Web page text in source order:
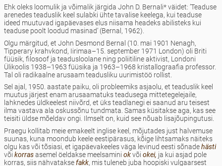
Ehk oleks loomulik ja võimalik järgida John D. Bernali* väidet: ’Teaduse
arenedes teaduslik keel sulabki ühte tavalise keelega, kui teaduse
ideed muutuvad igapäevases elus niisama headeks abilisteks kui
teaduse poolt loodud masinad’ (Bernal, 1962).
Olgu märgitud, et John Desmond Bernal (10. mai 1901 Nenagh,
Tipperary krahvkond, Iirimaa–15. september 1971 London) oli Briti
füüsik, filosoof ja teadusloolane ning poliitiline aktivist, Londoni
Ülikoolis 1938–1963 füüsika ja 1963–1968 kristallograafia professor.
Tal oli radikaalne arusaam teadusliku uurimistöö rollist.
Sel ajal, 1950. aastate paiku, oli probleemiks asjaolu, et teaduslik keel
muutus järjest enam arusaamatuks teadusega mittetegelejaile,
lahknedes üldkeelest niivõrd, et üks teadlanegi ei saanud aru teisest
ilma vastava ala oskussõnu tundmata. Samas küsitakse aga, kas see
teisiti üldse mõeldav ongi. Ilmselt on, kuid see nõuab lisajõupingutusi.
Praegu kollitab meie emakeelt inglise keel, mõjutades just halvemuse
suunas, kuna moondub keele eestipärasus, kõige lihtsamaks näiteks
olgu kas või tõsiasi, et igapäevakeeles väga levinud eesti sõnadehästi
või korrasasemel öeldakse meelsamini okvõi okei, ja kui asjad pole
korras, siis nähvataksefakk, mis tuleneb juba hoopiski vulgaarsest